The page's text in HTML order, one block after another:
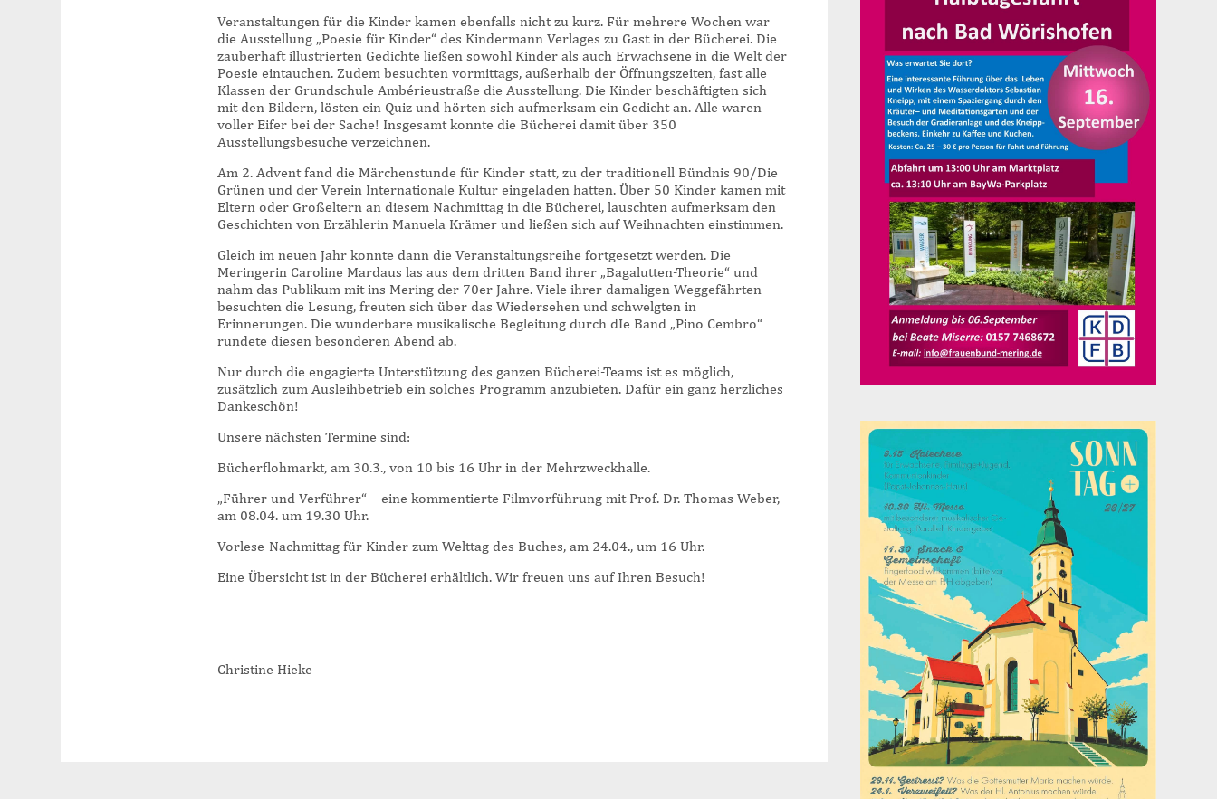
Veranstaltungen für die Kinder kamen ebenfalls nicht zu kurz. Für mehrere Wochen war
die Ausstellung „Poesie für Kinder“ des Kindermann Verlages zu Gast in der Bücherei. Die
zauberhaft illustrierten Gedichte ließen sowohl Kinder als auch Erwachsene in die Welt der
Poesie eintauchen. Zudem besuchten vormittags, außerhalb der Öffnungszeiten, fast alle
Klassen der Grundschule Ambérieustraße die Ausstellung. Die Kinder beschäftigten sich
mit den Bildern, lösten ein Quiz und hörten sich aufmerksam ein Gedicht an. Alle waren
voller Eifer bei der Sache! Insgesamt konnte die Bücherei damit über 350
Ausstellungsbesuche verzeichnen.
Am 2. Advent fand die Märchenstunde für Kinder statt, zu der traditionell Bündnis 90/Die
Grünen und der Verein Internationale Kultur eingeladen hatten. Über 50 Kinder kamen mit
Eltern oder Großeltern an diesem Nachmittag in die Bücherei, lauschten aufmerksam den
Geschichten von Erzählerin Manuela Krämer und ließen sich auf Weihnachten einstimmen.
Gleich im neuen Jahr konnte dann die Veranstaltungsreihe fortgesetzt werden. Die
Meringerin Caroline Mardaus las aus dem dritten Band ihrer „Bagalutten-Theorie“ und
nahm das Publikum mit ins Mering der 70er Jahre. Viele ihrer damaligen Weggefährten
besuchten die Lesung, freuten sich über das Wiedersehen und schwelgten in
Erinnerungen. Die wunderbare musikalische Begleitung durch dIe Band „Pino Cembro“
rundete diesen besonderen Abend ab.
Nur durch die engagierte Unterstützung des ganzen Bücherei-Teams ist es möglich,
zusätzlich zum Ausleihbetrieb ein solches Programm anzubieten. Dafür ein ganz herzliches
Dankeschön!
Unsere nächsten Termine sind:
Bücherflohmarkt, am 30.3., von 10 bis 16 Uhr in der Mehrzweckhalle.
„Führer und Verführer“ – eine kommentierte Filmvorführung mit Prof. Dr. Thomas Weber,
am 08.04. um 19.30 Uhr.
Vorlese-Nachmittag für Kinder zum Welttag des Buches, am 24.04., um 16 Uhr.
Eine Übersicht ist in der Bücherei erhältlich. Wir freuen uns auf Ihren Besuch!
Christine Hieke